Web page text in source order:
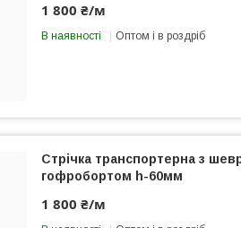
1 800 ₴/м
В наявності Оптом і в роздріб
Стрічка транспортерна з
гофробортом h-60мм
1 800 ₴/м